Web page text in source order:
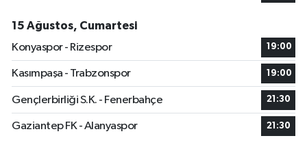
15 Ağustos, Cumartesi
Konyaspor - Rizespor
19:00
Kasımpaşa - Trabzonspor 19:00
Gençlerbirliği S.K. - Fenerbahçe 21:30
Gaziantep FK - Alanyaspor 21:30